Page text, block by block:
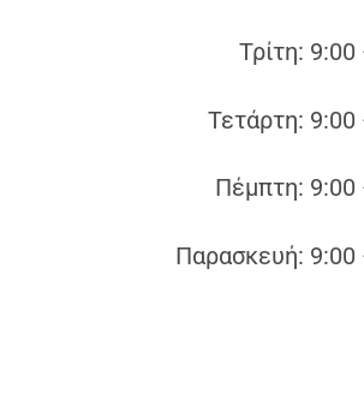
Τρίτη:
Τετάρτη: 9:00
Πέμπτη: 9:00
Παρασκευή: 9:00